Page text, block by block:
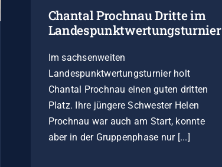
Chantal Prochnau Dritte im
Landespunktwertungsturnier
Im sachsenweiten
Landespunktwertungsturnier holt
Chantal Prochnau einen guten dritten
Platz. Ihre jüngere Schwester Helen
Prochnau war auch am Start, konnte
aber in der Gruppenphase nur [...]